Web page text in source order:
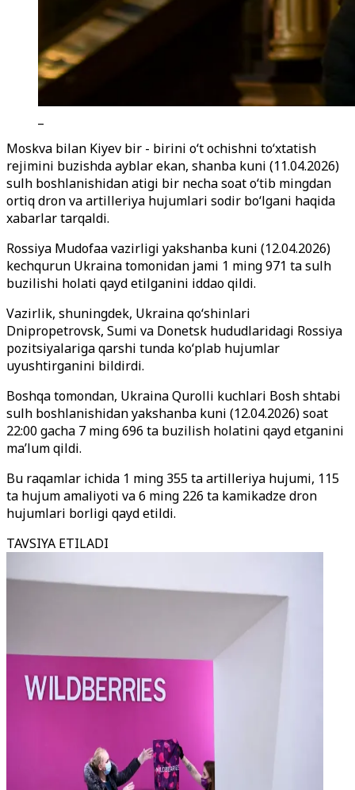
Moskva bilan Kiyev bir - birini o‘t ochishni to‘xtatish
rejimini buzishda ayblar ekan, shanba kuni (11.04.2026)
sulh boshlanishidan atigi bir necha soat o‘tib mingdan
ortiq dron va artilleriya hujumlari sodir bo‘lgani haqida
xabarlar tarqaldi.
Rossiya Mudofaa vazirligi yakshanba kuni (12.04.2026)
kechqurun Ukraina tomonidan jami 1 ming 971 ta sulh
buzilishi holati qayd etilganini iddao qildi.
Vazirlik, shuningdek, Ukraina qo‘shinlari
Dnipropetrovsk, Sumi va Donetsk hududlaridagi Rossiya
pozitsiyalariga qarshi tunda ko‘plab hujumlar
uyushtirganini bildirdi.
Boshqa tomondan, Ukraina Qurolli kuchlari Bosh shtabi
sulh boshlanishidan yakshanba kuni (12.04.2026) soat
22:00 gacha 7 ming 696 ta buzilish holatini qayd etganini
ma’lum qildi.
Bu raqamlar ichida 1 ming 355 ta artilleriya hujumi, 115
ta hujum amaliyoti va 6 ming 226 ta kamikadze dron
hujumlari borligi qayd etildi.
TAVSIYA ETILADI